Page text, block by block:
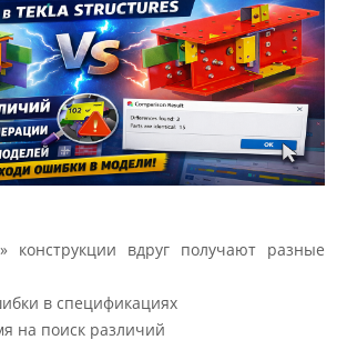
конструкции вдруг получают разные
в спецификациях
на поиск различий